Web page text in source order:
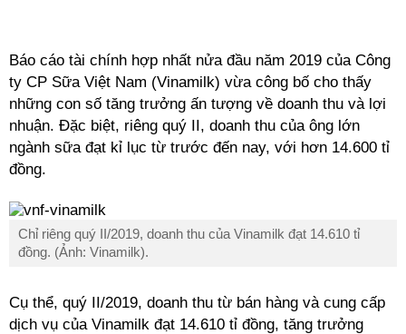
Báo cáo tài chính hợp nhất nửa đầu năm 2019 của Công
ty CP Sữa Việt Nam (Vinamilk) vừa công bố cho thấy
những con số tăng trưởng ấn tượng về doanh thu và lợi
nhuận. Đặc biệt, riêng quý II, doanh thu của ông lớn
ngành sữa đạt kỉ lục từ trước đến nay, với hơn 14.600 tỉ
đồng.
Chỉ riêng quý II/2019, doanh thu của Vinamilk đạt 14.610 tỉ
đồng. (Ảnh: Vinamilk).
Cụ thể, quý II/2019, doanh thu từ bán hàng và cung cấp
dịch vụ của Vinamilk đạt 14.610 tỉ đồng, tăng trưởng